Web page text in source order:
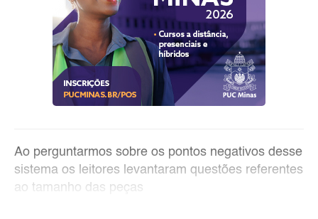
Ao perguntarmos sobre os pontos negativos desse
sistema os leitores levantaram questões referentes
ao tamanho das peças